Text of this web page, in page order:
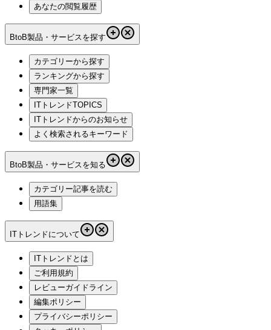
あなたの閲覧履歴
BtoB製品・サービスを探す
カテゴリーから探す
ランキングから探す
専門家一覧
ITトレンドTOPICS
ITトレンドからのお知らせ
よく検索されるキーワード
BtoB製品・サービスを知る
カテゴリー記事を読む
用語集
ITトレンドについて
ITトレンドとは
ご利用規約
レビューガイドライン
編集ポリシー
プライバシーポリシー